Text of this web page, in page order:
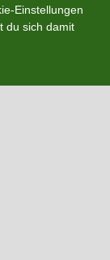
Einstellungen
du sich damit